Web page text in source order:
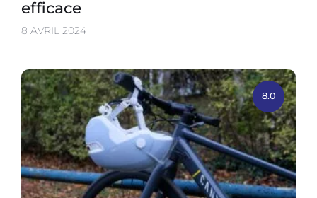
efficace
8 AVRIL 2024
8.0